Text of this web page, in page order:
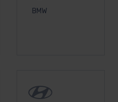
BMW